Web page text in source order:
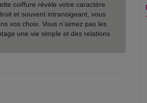
coiffure révèle votre caractère
et souvent intransigeant, vous
vos choix. Vous n’aimez pas les
une vie simple et des relations